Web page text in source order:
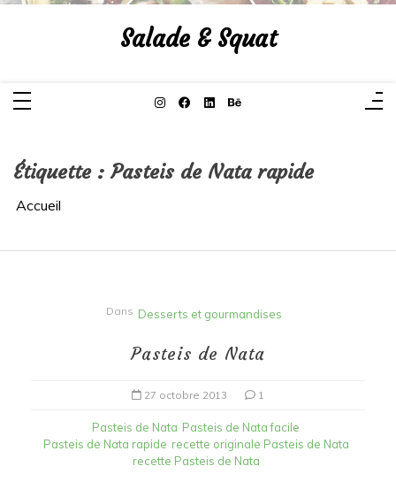
Aller
Salade & Squat
Étiquette :Pasteis de Nata rapide
Accueil
Dans Desserts et gourmandises
Pasteis de Nata
27 octobre 2013 1
Pasteis de Nata Pasteis de Nata facile
Pasteis de Nata rapide recette originale Pasteis de Nata
recette Pasteis de Nata